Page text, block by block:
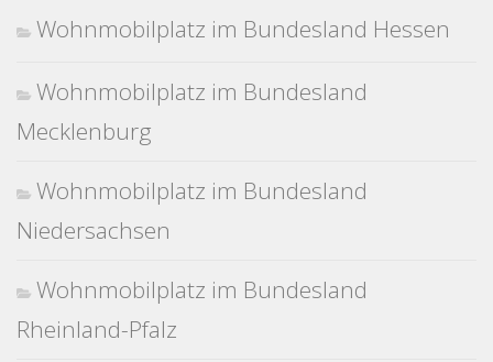
Wohnmobilplatz im Bundesland Hessen
Wohnmobilplatz im Bundesland
Mecklenburg
Wohnmobilplatz im Bundesland
Niedersachsen
Wohnmobilplatz im Bundesland
Rheinland-Pfalz